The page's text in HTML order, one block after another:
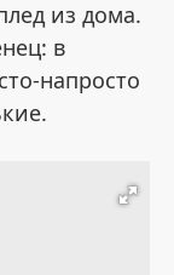
из дома.
в
напросто